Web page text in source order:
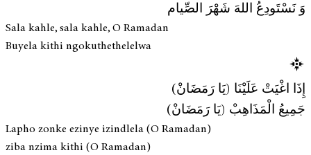
وَ نَسْتَودِعُ اللهَ شَهْرَ الصِّيام
Sala kahle, sala kahle, O Ramadan
Buyela kithi ngokuthethelelwa
إِذَا اغْيَتْ عَلَيْنَا (يَا رَمَضَانْ)
جَمِيعُ الْمَذَاهِبْ (يَا رَمَضَانْ)
Lapho zonke ezinye izindlela (O Ramadan)
ziba nzima kithi (O Ramadan)